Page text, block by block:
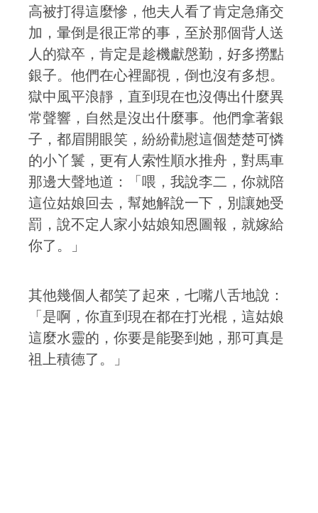
高被打得這麼慘，他夫人看了肯定急痛交
加，暈倒是很正常的事，至於那個背人送
人的獄卒，肯定是趁機獻慇勤，好多撈點
銀子。他們在心裡鄙視，倒也沒有多想。
獄中風平浪靜，直到現在也沒傳出什麼異
常聲響，自然是沒出什麼事。他們拿著銀
子，都眉開眼笑，紛紛勸慰這個楚楚可憐
的小丫鬟，更有人索性順水推舟，對馬車
那邊大聲地道：「喂，我說李二，你就陪
這位姑娘回去，幫她解說一下，別讓她受
罰，說不定人家小姑娘知恩圖報，就嫁給
你了。」
其他幾個人都笑了起來，七嘴八舌地說：
「是啊，你直到現在都在打光棍，這姑娘
這麼水靈的，你要是能娶到她，那可真是
祖上積德了。」